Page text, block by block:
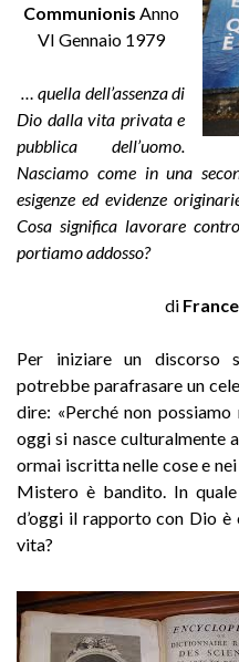
Communionis Anno
VI Gennaio 1979
… quella dell’assenza di
Dio dalla vita privata e
pubblica dell’uomo.
Nasciamo come in una
esigenze ed evidenze
Cosa significa lavorare
portiamo addosso?
di
Per iniziare un discorso
potrebbe parafrasare un
dire: «Perché non
oggi si nasce culturalmente
ormai iscritta nelle cose e
Mistero è bandito. In
d’oggi il rapporto con Dio
vita?